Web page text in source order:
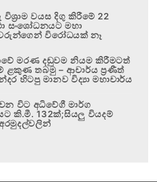
වයස දිගු කිරීමේ 22
සංශෝධනයට මහා
විරෝධයක් නෑ
මරණ දඬුවම නියම කිරීමටත්
ළකුණ තබමු – ආචාර්ය ප්‍රණීත්
හිටපු මානව විද්‍යා මහාචාර්ය
විට අධිවේගී මාර්ග
කි.මී. 132ක්;සියලු වියදම්